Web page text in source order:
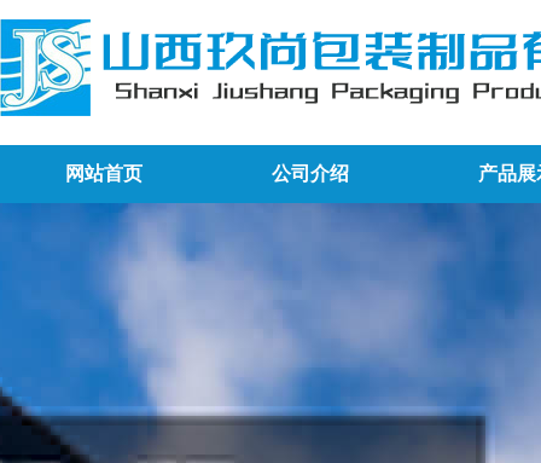
网站首页 公司介绍 产品展